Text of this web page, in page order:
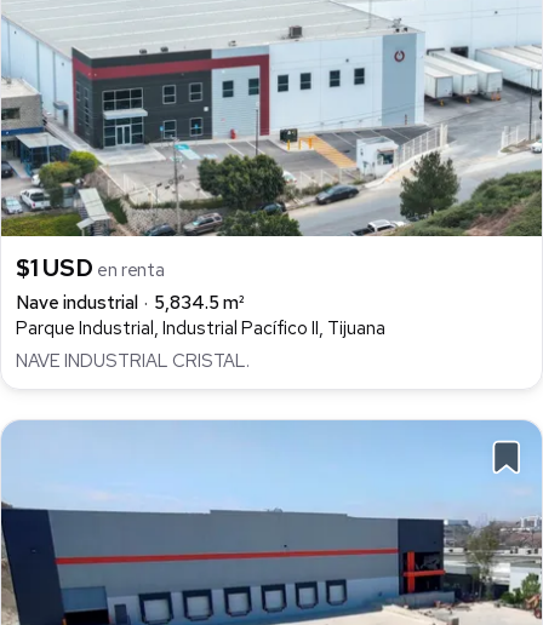
$1 USD en renta
Nave industrial
5,834.5 m²
Parque Industrial, Industrial Pacífico II, Tijuana
NAVE INDUSTRIAL CRISTAL.